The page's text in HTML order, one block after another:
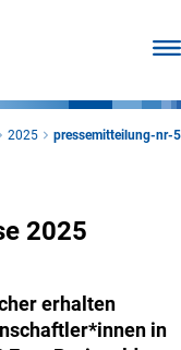
2025 pressemitteilung-nr-5
2025
erhalten
in